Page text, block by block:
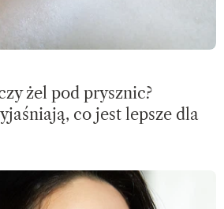
żel pod prysznic?
co jest lepsze dla